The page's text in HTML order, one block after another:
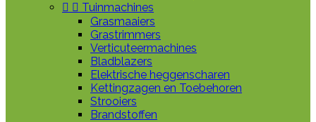
  Tuinmachines
Grasmaaiers
Grastrimmers
Verticuteermachines
Bladblazers
Elektrische heggenscharen
Kettingzagen en Toebehoren
Strooiers
Brandstoffen